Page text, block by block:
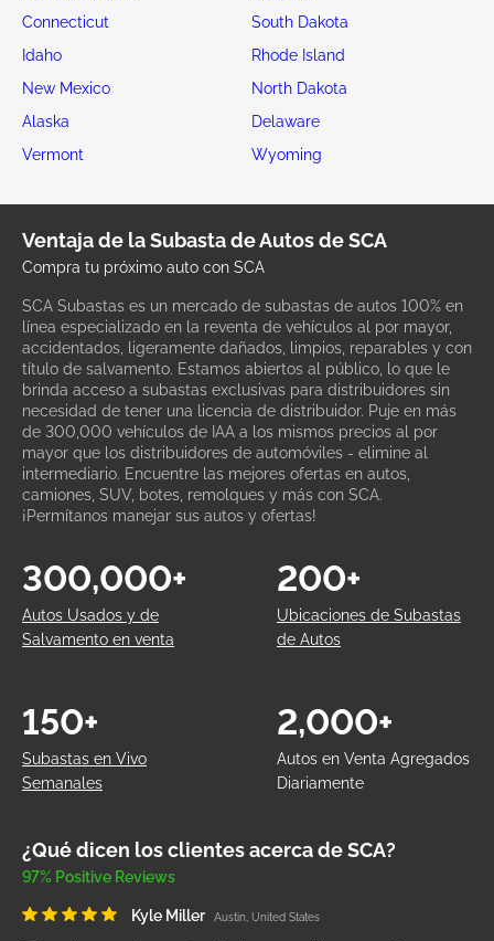
Connecticut
South Dakota
Idaho
Rhode Island
New Mexico
North Dakota
Alaska
Delaware
Vermont
Wyoming
Ventaja de la Subasta de Autos de SCA
Compra tu próximo auto con SCA
SCA Subastas es un mercado de subastas de autos 100% en
línea especializado en la reventa de vehículos al por mayor,
accidentados, ligeramente dañados, limpios, reparables y con
título de salvamento. Estamos abiertos al público, lo que le
brinda acceso a subastas exclusivas para distribuidores sin
necesidad de tener una licencia de distribuidor. Puje en más
de 300,000 vehículos de IAA a los mismos precios al por
mayor que los distribuidores de automóviles - elimine al
intermediario. Encuentre las mejores ofertas en autos,
camiones, SUV, botes, remolques y más con SCA.
¡Permítanos manejar sus autos y ofertas!
Autos Usados y de
Salvamento en venta
300,000+
Ubicaciones de Subastas
de Autos
200+
Subastas en Vivo
Semanales
150+
Autos en Venta Agregados
Diariamente
2,000+
¿Qué dicen los clientes acerca de SCA?
97% Positive Reviews
Kyle Miller Austin, United States